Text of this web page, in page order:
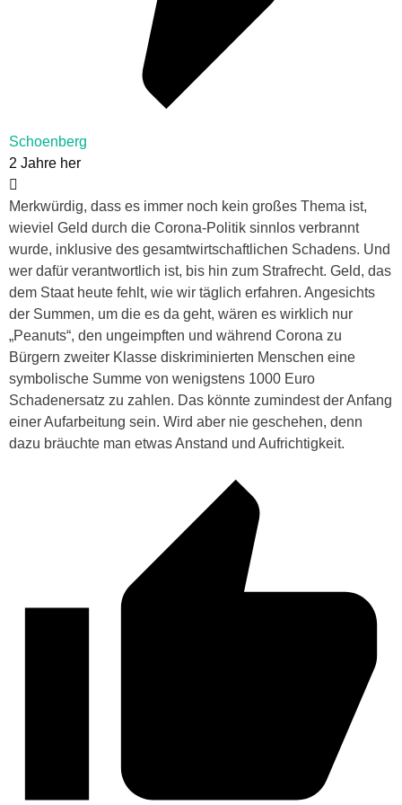
Schoenberg
2 Jahre her
Merkwürdig, dass es immer noch kein großes Thema ist,
wieviel Geld durch die Corona-Politik sinnlos verbrannt
wurde, inklusive des gesamtwirtschaftlichen Schadens. Und
wer dafür verantwortlich ist, bis hin zum Strafrecht. Geld, das
dem Staat heute fehlt, wie wir täglich erfahren. Angesichts
der Summen, um die es da geht, wären es wirklich nur
„Peanuts“, den ungeimpften und während Corona zu
Bürgern zweiter Klasse diskriminierten Menschen eine
symbolische Summe von wenigstens 1000 Euro
Schadenersatz zu zahlen. Das könnte zumindest der Anfang
einer Aufarbeitung sein. Wird aber nie geschehen, denn
dazu bräuchte man etwas Anstand und Aufrichtigkeit.